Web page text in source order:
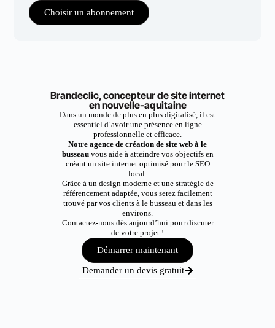
Choisir un abonnement
Brandeclic, concepteur de site internet
en nouvelle-aquitaine
Dans un monde de plus en plus digitalisé, il est
essentiel d’avoir une présence en ligne
professionnelle et efficace.
Notre agence de création de site web à le
busseauvous aide à atteindre vos objectifs en
créant un site internet optimisé pour le SEO
local.
Grâce à un design moderne et une stratégie de
référencement adaptée, vous serez facilement
trouvé par vos clients à le busseau et dans les
environs.
Contactez-nous dès aujourd’hui pour discuter
de votre projet !
Démarrer maintenant
Demander un devis gratuit